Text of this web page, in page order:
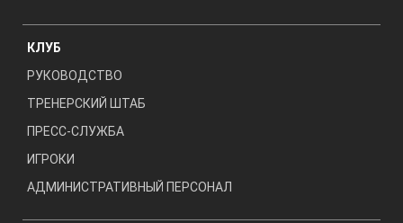
КЛУБ
РУКОВОДСТВО
ТРЕНЕРСКИЙ ШТАБ
ПРЕСС-СЛУЖБА
ИГРОКИ
АДМИНИСТРАТИВНЫЙ ПЕРСОНАЛ